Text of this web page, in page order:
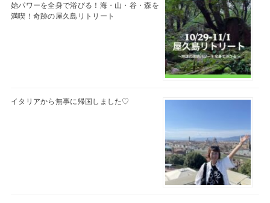
始パワーを全身で浴びる！海・山・谷・森を
満喫！奇跡の屋久島リトリート
イタリアから無事に帰国しました♡